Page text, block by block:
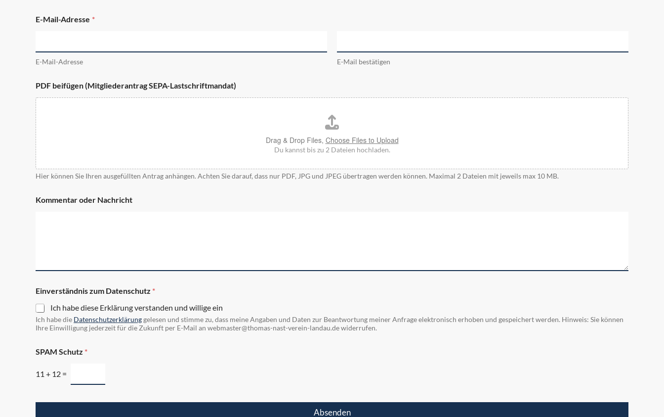
E-Mail-Adresse *
E-Mail-Adresse E-Mail bestätigen
PDF beifügen (Mitgliederantrag SEPA-Lastschriftmandat)
Drag & Drop Files, Choose Files to Upload
Du kannst bis zu 2 Dateien hochladen.
Hier können Sie Ihren ausgefüllten Antrag anhängen. Achten Sie darauf, dass nur PDF, JPG und JPEG übertragen werden können. Maximal 2 Dateien mit jeweils max 10 MB.
Kommentar oder Nachricht
Einverständnis zum Datenschutz *
Ich habe diese Erklärung verstanden und willige ein
Ich habe die Datenschutzerklärung gelesen und stimme zu, dass meine Angaben und Daten zur Beantwortung meiner Anfrage elektronisch erhoben und gespeichert werden. Hinweis: Sie können
Ihre Einwilligung jederzeit für die Zukunft per E-Mail an webmaster@thomas-nast-verein-landau.de widerrufen.
a
e
F
SPAM Schutz *
11 + 12 =
Absenden